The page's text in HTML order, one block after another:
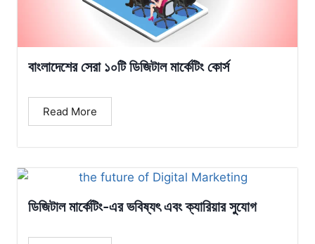
বাংলাদেশের সেরা ১০টি ডিজিটাল মার্কেটিং কোর্স
Read More
ডিজিটাল মার্কেটিং-এর ভবিষ্যৎ এবং ক্যারিয়ার সুযোগ